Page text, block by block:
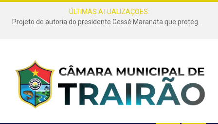
ÚLTIMAS ATUALIZAÇÕES:
Projeto de autoria do presidente Gessé Maranata que protege as estradas vicinais de Trairão é transformado em lei